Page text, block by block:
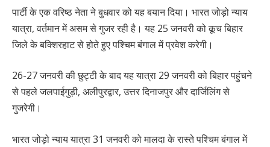
पार्टी के एक वरिष्ठ नेता ने बुधवार को यह बयान दिया। भारत जोड़ो न्याय
यात्रा, वर्तमान में असम से गुजर रही है। यह 25 जनवरी को कूच बिहार
जिले के बक्शिरहाट से होते हुए पश्चिम बंगाल में प्रवेश करेगी।
26-27 जनवरी की छुट्टी के बाद यह यात्रा 29 जनवरी को बिहार पहुंचने
से पहले जलपाईगुड़ी, अलीपुरद्वार, उत्तर दिनाजपुर और दार्जिलिंग से
गुजरेगी।
भारत जोड़ो न्याय यात्रा 31 जनवरी को मालदा के रास्ते पश्चिम बंगाल में